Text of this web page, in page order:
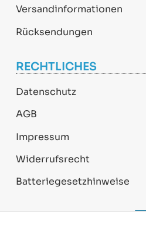
Versandinformationen
Rücksendungen
RECHTLICHES
Datenschutz
AGB
Impressum
Widerrufsrecht
Batteriegesetzhinweise